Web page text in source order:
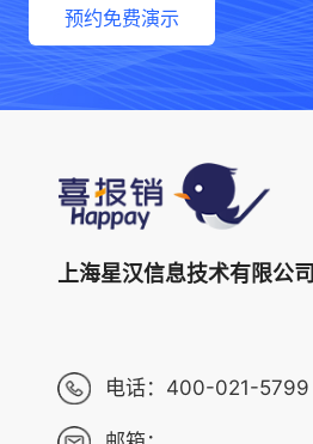
预约免费演示
上海星汉信息技术有限公司
电话： 400-021-5799